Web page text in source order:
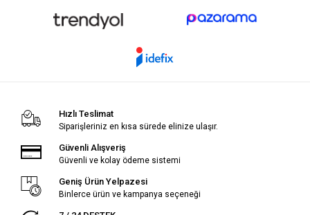
Hızlı Teslimat
Siparişleriniz en kısa sürede elinize ulaşır.
Güvenli Alışveriş
Güvenli ve kolay ödeme sistemi
Geniş Ürün Yelpazesi
Binlerce ürün ve kampanya seçeneği